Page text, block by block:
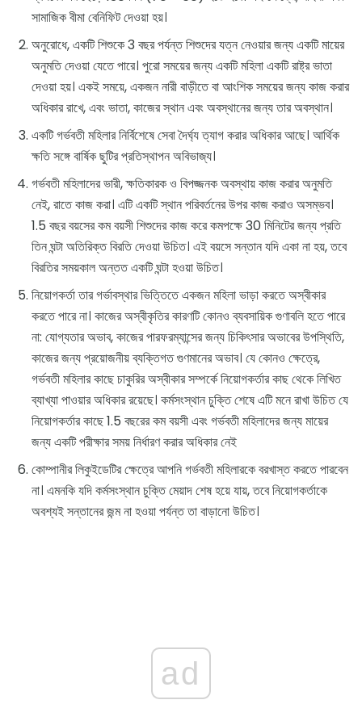
সামাজিক বীমা বেনিফিট দেওয়া হয়।
অনুরোধে, একটি শিশুকে 3 বছর পর্যন্ত শিশুদের যত্ন নেওয়ার জন্য একটি মায়ের
অনুমতি দেওয়া যেতে পারে। পুরো সময়ের জন্য একটি মহিলা একটি রাষ্ট্র ভাতা
দেওয়া হয়। একই সময়ে, একজন নারী বাড়ীতে বা আংশিক সময়ের জন্য কাজ করার
অধিকার রাখে, এবং ভাতা, কাজের স্থান এবং অবস্থানের জন্য তার অবস্থান।
একটি গর্ভবতী মহিলার নির্বিশেষে সেবা দৈর্ঘ্য ত্যাগ করার অধিকার আছে। আর্থিক
ক্ষতি সঙ্গে বার্ষিক ছুটির প্রতিস্থাপন অবিভাজ্য।
গর্ভবতী মহিলাদের ভারী, ক্ষতিকারক ও বিপজ্জনক অবস্থায় কাজ করার অনুমতি
নেই, রাতে কাজ করা। এটি একটি স্থান পরিবর্তনের উপর কাজ করাও অসম্ভব।
1.5 বছর বয়সের কম বয়সী শিশুদের কাজ করে কমপক্ষে 30 মিনিটের জন্য প্রতি
তিন ঘন্টা অতিরিক্ত বিরতি দেওয়া উচিত। এই বয়সে সন্তান যদি একা না হয়, তবে
বিরতির সময়কাল অন্তত একটি ঘন্টা হওয়া উচিত।
নিয়োগকর্তা তার গর্ভাবস্থার ভিত্তিতে একজন মহিলা ভাড়া করতে অস্বীকার
করতে পারে না। কাজের অস্বীকৃতির কারণটি কোনও ব্যবসায়িক গুণাবলি হতে পারে
না: যোগ্যতার অভাব, কাজের পারফরম্যান্সের জন্য চিকিৎসার অভাবের উপস্থিতি,
কাজের জন্য প্রয়োজনীয় ব্যক্তিগত গুণমানের অভাব। যে কোনও ক্ষেত্রে,
গর্ভবতী মহিলার কাছে চাকুরির অস্বীকার সম্পর্কে নিয়োগকর্তার কাছ থেকে লিখিত
ব্যাখ্যা পাওয়ার অধিকার রয়েছে। কর্মসংস্থান চুক্তি শেষে এটি মনে রাখা উচিত যে
নিয়োগকর্তার কাছে 1.5 বছরের কম বয়সী এবং গর্ভবতী মহিলাদের জন্য মায়ের
জন্য একটি পরীক্ষার সময় নির্ধারণ করার অধিকার নেই
কোম্পানীর লিকুইডেটির ক্ষেত্রে আপনি গর্ভবতী মহিলারকে বরখাস্ত করতে পারবেন
না। এমনকি যদি কর্মসংস্থান চুক্তি মেয়াদ শেষ হয়ে যায়, তবে নিয়োগকর্তাকে
অবশ্যই সন্তানের জন্ম না হওয়া পর্যন্ত তা বাড়ানো উচিত।
ad